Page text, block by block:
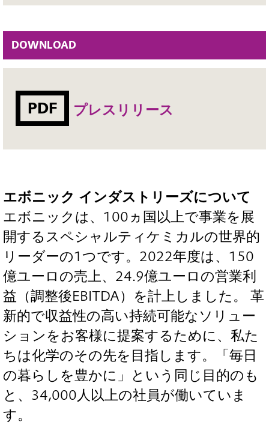
DOWNLOAD
PDF プレスリリース
エボニック インダストリーズについて
エボニックは、100ヵ国以上で事業を展
開するスペシャルティケミカルの世界的
リーダーの1つです。2022年度は、150
億ユーロの売上、24.9億ユーロの営業利
益（調整後EBITDA）を計上しました。 革
新的で収益性の高い持続可能なソリュー
ションをお客様に提案するために、私た
ちは化学のその先を目指します。「毎日
の暮らしを豊かに」という同じ目的のも
と、34,000人以上の社員が働いていま
す。